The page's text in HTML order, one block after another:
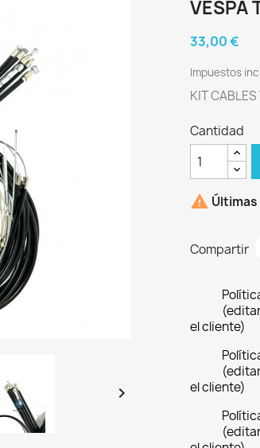

VESPA
33,00 €
Impuestos
KIT
Cantidad

Compartir
el cliente)
el cliente)